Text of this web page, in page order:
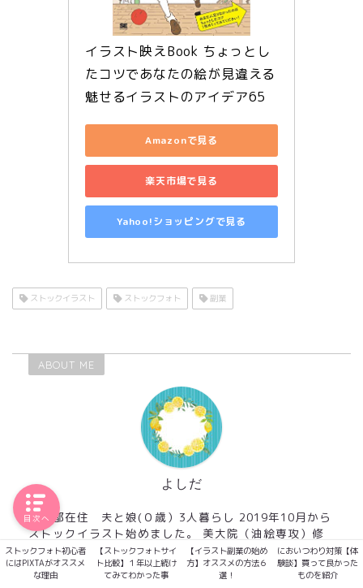
イラスト映えBook ちょっとし
たコツであなたの絵が見違える
魅せるイラストのアイデア65
Amazonで見る
楽天市場で見る
Yahoo!ショッピングで見る
ストックイラスト ストックフォト 副業
ABOUT ME
よしだ
東京都在住 夫と娘(０歳）3人暮らし 2019年10月から
ストックイラスト始めました。 美大院（油絵専攻）修
了後→美大非常勤講師→ソフトウェア開発会社→SEO会
社（コンテンツ企画）→WEB制作会社 特技：絵を描く
事、SEOライティング これからストックを始めよう
ストックフォト初心者
にはPIXTAがオススメ
な理由
【ストックフォトサイ
ト比較】１年以上続け
てみてわかった事
【イラスト副業の始め
方】オススメの方法６
選！
においつわり対策【体
験談】買って良かった
ものを紹介
目次へ